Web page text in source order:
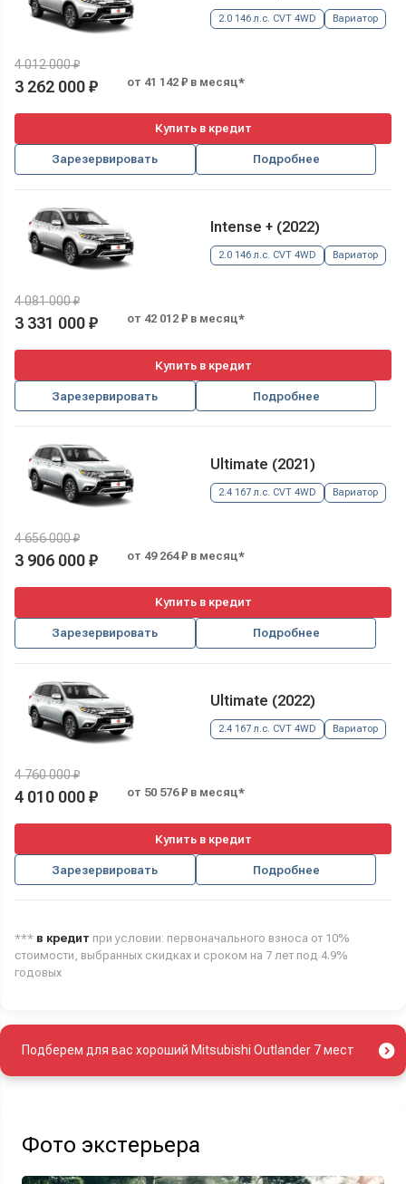
2.0 146 л.с. CVT 4WD Вариатор
4 012 000 ₽
3 262 000 ₽ от 41 142 ₽ в месяц*
Купить в кредит
Зарезервировать Подробнее
Intense + (2022)
2.0 146 л.с. CVT 4WD Вариатор
4 081 000 ₽
3 331 000 ₽ от 42 012 ₽ в месяц*
Купить в кредит
Зарезервировать Подробнее
Ultimate (2021)
2.4 167 л.с. CVT 4WD Вариатор
4 656 000 ₽
3 906 000 ₽ от 49 264 ₽ в месяц*
Купить в кредит
Зарезервировать Подробнее
Ultimate (2022)
2.4 167 л.с. CVT 4WD Вариатор
4 760 000 ₽
4 010 000 ₽ от 50 576 ₽ в месяц*
Купить в кредит
Зарезервировать Подробнее
*** в кредит при условии: первоначального взноса от 10%
стоимости, выбранных скидках и сроком на 7 лет под 4.9%
годовых
Подберем для вас хороший Mitsubishi Outlander 7 мест
Фото экстерьера